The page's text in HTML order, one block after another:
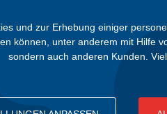
und zur Erhebung einiger
können, unter anderem mit Hilfe
sondern auch anderen Kunden.